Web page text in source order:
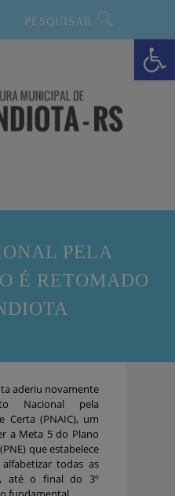
Barra de Ferramentas Aberta
PELA
É RETOMADO
aderiu novamente
Nacional pela
Certa (PNAIC), um
a Meta 5 do Plano
que estabelece
todas as
até o final do 3º